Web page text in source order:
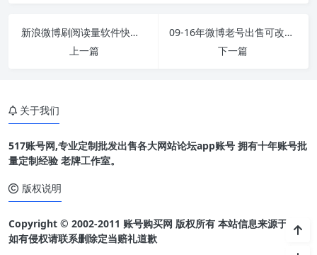
新浪微博刷阅读量软件快速刷阅读量无限刷
上一篇
09-16年微博老号出售可改昵称头像24小时在线自助
下一篇
关于我们
517账号网,专业定制批发出售各大网站论坛app账号 拥有十年账号批
量定制经验 老牌工作室。
版权说明
Copyright © 2002-2011 账号购买网 版权所有 本站信息来源于网络
如有侵权请联系删除定当赔礼道歉